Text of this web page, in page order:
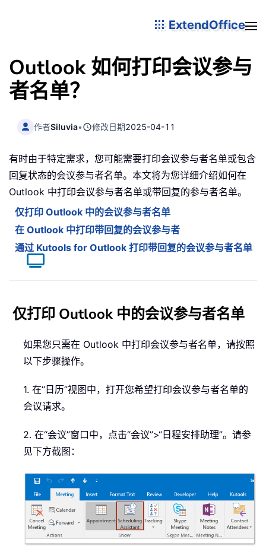
ExtendOffice
Outlook 如何打印会议参与
者名单？
作者Siluvia• 修改日期2025-04-11
有时由于特定需求，您可能需要打印会议参与者名单或包含
回复状态的会议参与者名单。本文将为您详细介绍如何在
Outlook 中打印会议参与者名单或带回复的参与者名单。
仅打印 Outlook 中的会议参与者名单
在 Outlook 中打印带回复的会议参与者
通过 Kutools for Outlook 打印带回复的会议参与者名单
仅打印 Outlook 中的会议参与者名单
如果您只需在 Outlook 中打印会议参与者名单，请按照
以下步骤操作。
1. 在“日历”视图中，打开您希望打印会议参与者名单的
会议请求。
2. 在“会议”窗口中，点击“会议”>“日程安排助理”。请参
见下方截图：